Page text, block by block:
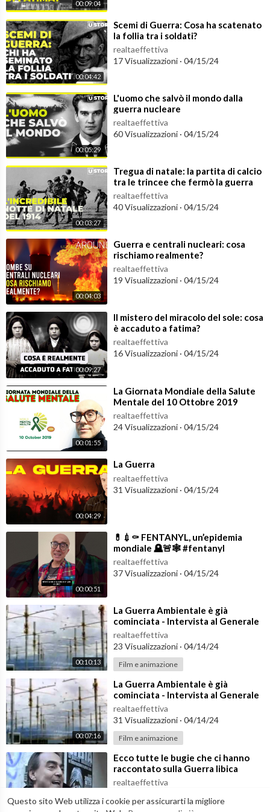
Questo sito Web utilizza i cookie per assicurarti la migliore
e.
Unisciti alla nostra community e buona visione!
»»Visita il nostro sito:https://www.ustorymagazine.com​
»»Iscriviti ora:https://bit.ly/2OIcsHH​
»»Seguici su Facebook:https://www.facebook.com/Ustoryvid​
00:09:04
00:04:42
⁣Scemi di Guerra: Cosa ha scatenato
la follia tra i soldati?
realtaeffettiva
17 Visualizzazioni · 04/15/24
00:05:29
⁣L'uomo che salvò il mondo dalla
guerra nucleare
realtaeffettiva
60 Visualizzazioni · 04/15/24
00:03:27
⁣Tregua di natale: la partita di calcio
tra le trincee che fermò la guerra
realtaeffettiva
40 Visualizzazioni · 04/15/24
00:04:03
⁣Guerra e centrali nucleari: cosa
rischiamo realmente?
realtaeffettiva
19 Visualizzazioni · 04/15/24
00:09:27
⁣Il mistero del miracolo del sole: cosa
è accaduto a fatima?
realtaeffettiva
16 Visualizzazioni · 04/15/24
00:01:55
⁣La Giornata Mondiale della Salute
Mentale del 10 Ottobre 2019
realtaeffettiva
24 Visualizzazioni · 04/15/24
00:04:29
⁣La Guerra
realtaeffettiva
31 Visualizzazioni · 04/15/24
00:00:51
⁣💊💉⚰️ FENTANYL, un’epidemia
mondiale 🪦🚨🕸️ #fentanyl
realtaeffettiva
37 Visualizzazioni · 04/15/24
00:10:13
⁣La Guerra Ambientale è già
cominciata - Intervista al Generale
Fabio Mini (1 di 2)
realtaeffettiva
23 Visualizzazioni · 04/14/24
Film e animazione
00:07:16
⁣La Guerra Ambientale è già
cominciata - Intervista al Generale
Fabio Mini (2 di 2)
realtaeffettiva
31 Visualizzazioni · 04/14/24
Film e animazione
00:05:31
⁣Ecco tutte le bugie che ci hanno
raccontato sulla Guerra libica
Video Libera TV
realtaeffettiva